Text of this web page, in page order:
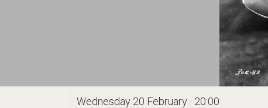
Wednesday 20 February · 20:00